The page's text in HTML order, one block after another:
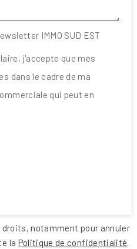
IMMO SUD EST
j'accepte que mes
dans le cadre de ma
qui peut en
notamment pour annuler
la Politique de confidentialité.